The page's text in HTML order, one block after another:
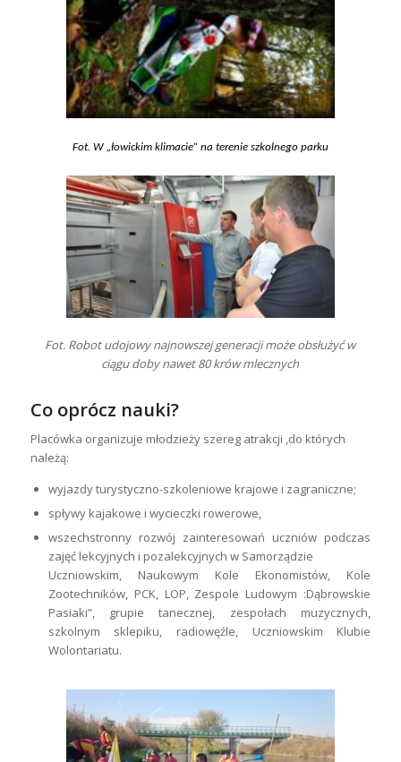
Fot. W „łowickim klimacie” na terenie szkolnego parku
Fot. Robot udojowy najnowszej generacji może obsłużyć w
ciągu doby nawet 80 krów mlecznych
Co oprócz nauki?
Placówka organizuje młodzieży szereg atrakcji ,do których
należą:
wyjazdy turystyczno-szkoleniowe krajowe i zagraniczne;
spływy kajakowe i wycieczki rowerowe,
wszechstronny rozwój zainteresowań uczniów podczas
zajęć lekcyjnych i pozalekcyjnych w Samorządzie
Uczniowskim, Naukowym Kole Ekonomistów, Kole
Zootechników, PCK, LOP, Zespole Ludowym :Dąbrowskie
Pasiaki”, grupie tanecznej, zespołach muzycznych,
szkolnym sklepiku, radiowęźle, Uczniowskim Klubie
Wolontariatu.